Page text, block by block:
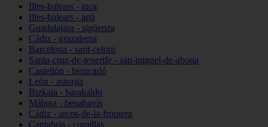
Illes-balears - inca
Illes-balears - artà
Guadalajara - sigüenza
Cádiz - grazalema
Barcelona - sant-celoni
Santa-cruz-de-tenerife - san-miguel-de-abona
Castellón - benicarló
León - astorga
Bizkaia - barakaldo
Málaga - benahavís
Cádiz - arcos-de-la-frontera
Cantabria - comillas